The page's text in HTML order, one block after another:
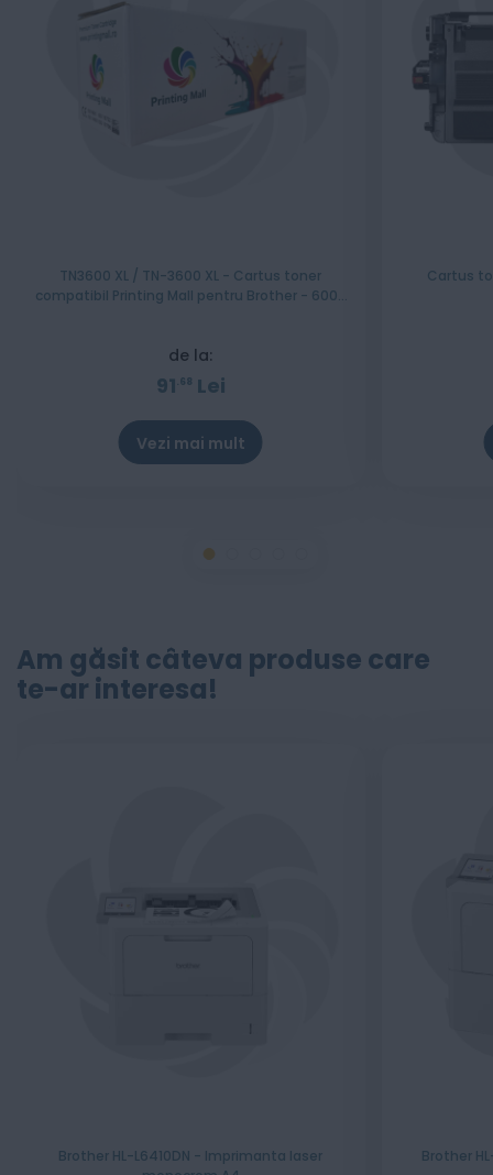
TN3600 XL / TN-3600 XL - Cartus toner
compatibil Printing Mall pentru Brother - 6000
de la:
91 68 Lei
Vezi mai mult
Cartus
Am găsit câteva produse care
te-ar interesa!
Brother HL-L6410DN - Imprimanta laser
Brother